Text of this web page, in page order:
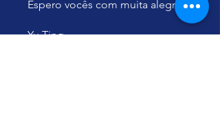
Espero vocês com muita alegria!
Yu Ting